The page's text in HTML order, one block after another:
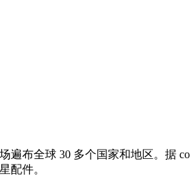
布全球 30 多个国家和地区。据
配件。